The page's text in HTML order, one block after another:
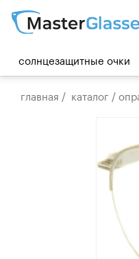
солнцезащитные очки
главная / каталог /